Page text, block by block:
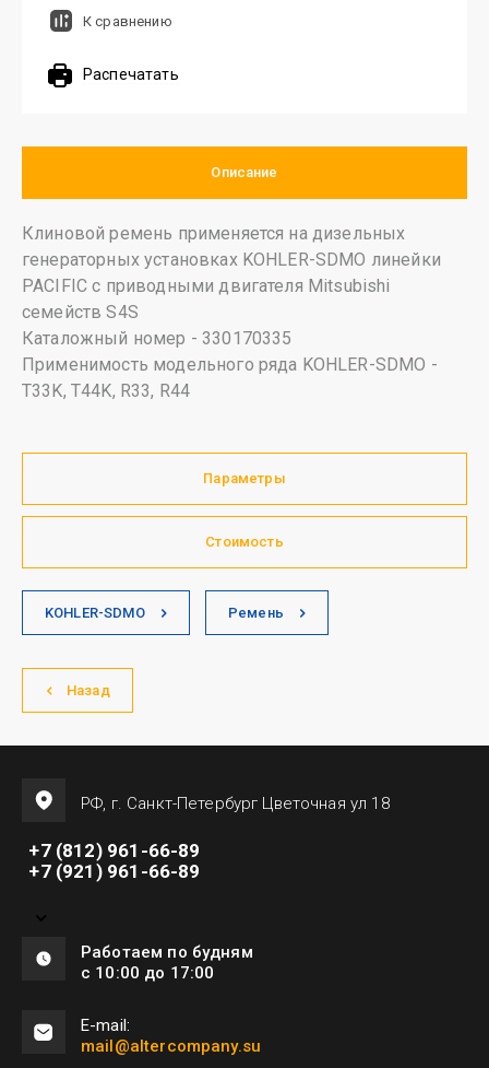
К сравнению
Распечатать
Описание
Клиновой ремень применяется на дизельных
генераторных установках KOHLER-SDMO линейки
PACIFIC с приводными двигателя Mitsubishi
семейств S4S
Каталожный номер - 330170335
Применимость модельного ряда KOHLER-SDMO -
T33K, T44K, R33, R44
Параметры
Стоимость
KOHLER-SDMO Ремень
Назад
РФ, г. Санкт-Петербург Цветочная ул 18
Работаем по будням
с 10:00 до 17:00
E-mail:
mail@altercompany.su
+7 (812) 961-66-89
+7 (921) 961-66-89